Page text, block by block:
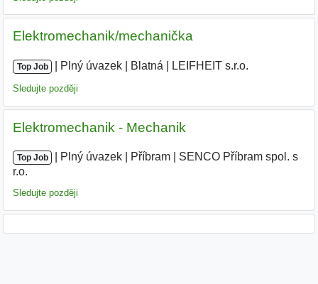
Elektromechanik/mechanička
Top Job Plný úvazek Blatná LEIFHEIT s.r.o.
Sledujte později
Elektromechanik - Mechanik
Top Job Plný úvazek Příbram
SENCO Příbram spol. s
r.o.
Sledujte později